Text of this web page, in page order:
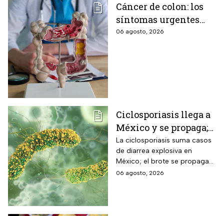
Cáncer de colon: los
síntomas urgentes
que te advierten que
06 agosto, 2026
Ciclosporiasis llega a
México y se propaga;
activan protocolos
para revisar frutas y
verduras
La ciclosporiasis suma casos
de diarrea explosiva en
México; el brote se propaga
en el territorio nacional
06 agosto, 2026